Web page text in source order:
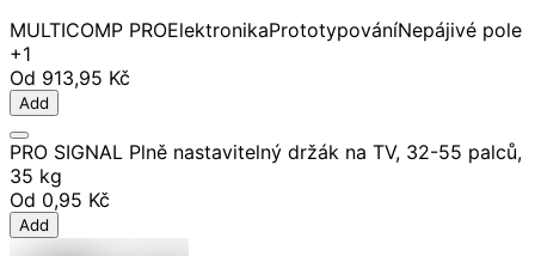
MULTICOMP PROElektronikaPrototypováníNepájivé pole
+1
Od 913,95 Kč
Add
PRO SIGNAL Plně nastavitelný držák na TV, 32-55 palců,
35 kg
Od 0,95 Kč
Add